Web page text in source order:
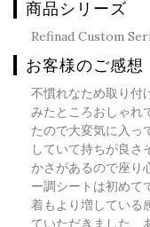
商品シリーズ
Refinad Custom
お客様のご感想
不慣れなため取り付
みたところおしゃれ
たので大変気に入っ
していて持ちが良さ
かさがあるので座り
ー調シートは初めて
着もより増している
ていただきました、